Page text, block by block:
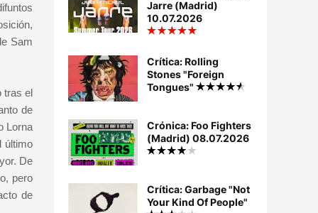
Sam
tras el
de
Lorna
último
De
pero
de
Jarre (Madrid)
10.07.2026
Crítica: Rolling
Stones "Foreign
Tongues"
Crónica: Foo Fighters
(Madrid) 08.07.2026
Crítica: Garbage "Not
Your Kind Of People"